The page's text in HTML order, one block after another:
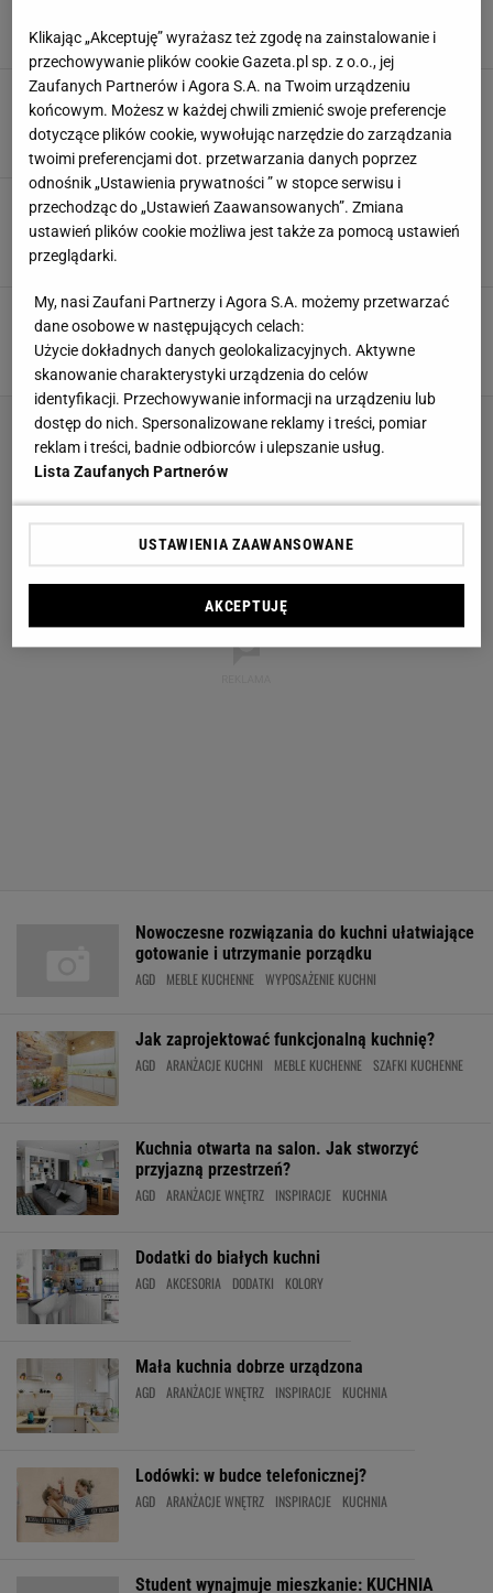
AGD CZAJNIK KUCHNIA
Zielone dodatki do kuchni
AGD ARANŻACJE KUCHNI KOLORY KUCHNIA
Sprzęty do kuchni z Lidla. Co znajdziemy w
nowej ofercie?
Detale, które odmienią kuchnię. Dzięki nim
będzie wyglądać na "droższą"
AGD MEBLE KUCHENNE WYPOSAŻENIE KUCHNI
Nowoczesne rozwiązania do kuchni ułatwiające
gotowanie i utrzymanie porządku
AGD MEBLE KUCHENNE WYPOSAŻENIE KUCHNI
Jak zaprojektować funkcjonalną kuchnię?
AGD ARANŻACJE KUCHNI MEBLE KUCHENNE SZAFKI KUCHENNE
Kuchnia otwarta na salon. Jak stworzyć
przyjazną przestrzeń?
AGD ARANŻACJE WNĘTRZ INSPIRACJE KUCHNIA
Dodatki do białych kuchni
AGD AKCESORIA DODATKI KOLORY
Mała kuchnia dobrze urządzona
AGD ARANŻACJE WNĘTRZ INSPIRACJE KUCHNIA
Lodówki: w budce telefonicznej?
AGD ARANŻACJE WNĘTRZ INSPIRACJE KUCHNIA
Student wynajmuje mieszkanie: KUCHNIA
Klikając „Akceptuję” wyrażasz też zgodę na zainstalowanie i
przechowywanie plików cookie Gazeta.pl sp. z o.o., jej
Zaufanych Partnerów i Agora S.A. na Twoim urządzeniu
końcowym. Możesz w każdej chwili zmienić swoje preferencje
dotyczące plików cookie, wywołując narzędzie do zarządzania
twoimi preferencjami dot. przetwarzania danych poprzez
odnośnik „Ustawienia prywatności ” w stopce serwisu i
przechodząc do „Ustawień Zaawansowanych”. Zmiana
ustawień plików cookie możliwa jest także za pomocą ustawień
przeglądarki.
My, nasi Zaufani Partnerzy i Agora S.A. możemy przetwarzać
dane osobowe w następujących celach:
Użycie dokładnych danych geolokalizacyjnych. Aktywne
skanowanie charakterystyki urządzenia do celów
identyfikacji. Przechowywanie informacji na urządzeniu lub
dostęp do nich. Spersonalizowane reklamy i treści, pomiar
reklam i treści, badnie odbiorców i ulepszanie usług.
Lista Zaufanych Partnerów
USTAWIENIA ZAAWANSOWANE
AKCEPTUJĘ